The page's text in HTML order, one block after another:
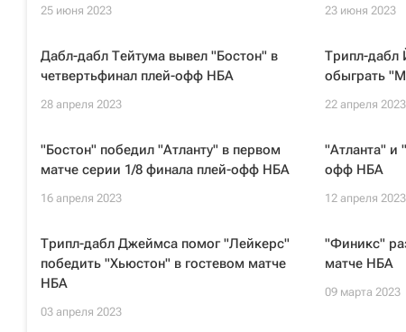
25 июня 2023 23 июня 2023
Дабл-дабл Тейтума вывел "Бостон" в
четвертьфинал плей-офф НБА
28 апреля 2023
Трипл-дабл
обыграть
22 апреля 2023
"Бостон" победил "Атланту" в первом
матче серии 1/8 финала плей-офф НБА
16 апреля 2023
"Атланта" и
офф НБА
12 апреля 2023
Трипл-дабл Джеймса помог "Лейкерс"
победить "Хьюстон" в гостевом матче
НБА
03 апреля 2023
"Финикс"
матче НБА
09 марта 2023